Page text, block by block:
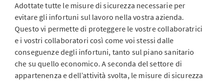
Adottate tutte le misure di sicurezza necessarie per
evitare gli infortuni sul lavoro nella vostra azienda.
Questo vi permette di proteggere le vostre collaboratrici
e i vostri collaboratori così come voi stessi dalle
conseguenze degli infortuni, tanto sul piano sanitario
che su quello economico. A seconda del settore di
appartenenza e dell’attività svolta, le misure di sicurezza